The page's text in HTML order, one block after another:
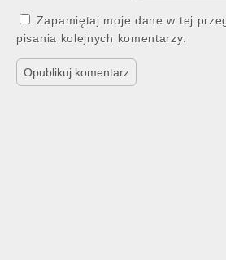
Zapamiętaj moje dane w tej
pisania kolejnych komentarzy.